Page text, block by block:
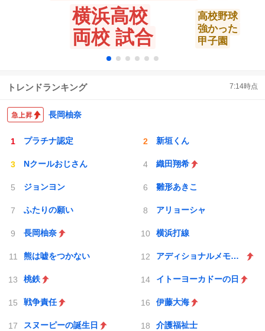
横浜高校
両校 試合
高校野球
強かった
甲子園
トレンドランキング 7:14時点
長岡柚奈
プラチナ認定 新垣くん
Nクールおじさん 織田翔希
ジョンヨン 雛形あきこ
ふたりの願い アリョーシャ
長岡柚奈 横浜打線
熊は嘘をつかない アディショナルメモリー
桃鉄 イトーヨーカドーの日
戦争責任 伊藤大海
スヌーピーの誕生日 介護福祉士